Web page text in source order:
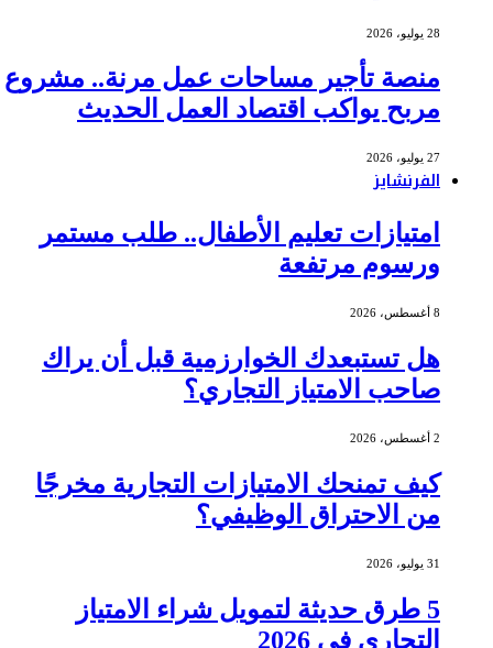
28 يوليو، 2026
منصة تأجير مساحات عمل مرنة.. مشروع
مربح يواكب اقتصاد العمل الحديث
27 يوليو، 2026
الفرنشايز
امتيازات تعليم الأطفال.. طلب مستمر
ورسوم مرتفعة
8 أغسطس، 2026
هل تستبعدك الخوارزمية قبل أن يراك
صاحب الامتياز التجاري؟
2 أغسطس، 2026
كيف تمنحك الامتيازات التجارية مخرجًا
من الاحتراق الوظيفي؟
31 يوليو، 2026
5 طرق حديثة لتمويل شراء الامتياز
التجاري في 2026